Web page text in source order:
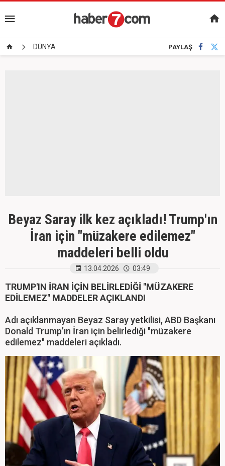
DÜNYA PAYLAŞ
Beyaz Saray ilk kez açıkladı! Trump'ın
İran için "müzakere edilemez"
maddeleri belli oldu
13.04.2026 03:49
TRUMP'IN İRAN İÇİN BELİRLEDİĞİ "MÜZAKERE
EDİLEMEZ" MADDELER AÇIKLANDI
Adı açıklanmayan Beyaz Saray yetkilisi, ABD Başkanı
Donald Trump’ın İran için belirlediği "müzakere
edilemez" maddeleri açıkladı.